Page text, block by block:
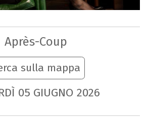
Après-Coup
sulla mappa
05 GIUGNO 2026